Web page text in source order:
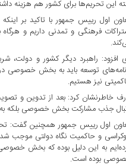
این تحریم‌ها برای کشور هم هزینه
اول رییس جمهور با تاکید بر
فرهنگی و تمدنی داریم و
افزود: راهبرد دیگر کشور و دولت،
توسعه باید به بخش خصوصی
نیز هستیم.
جذب مشارکت بخش خصوصی بلکه
اول رییس جمهور همچنین گفت:
و حاکمیت نگاه دولتی موجب
به این دلیل بوده که بخش
بوده است.